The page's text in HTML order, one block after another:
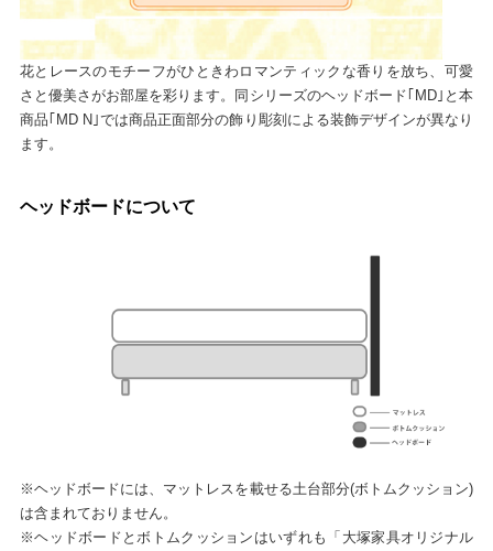
花とレースのモチーフがひときわロマンティックな香りを放ち、可愛
さと優美さがお部屋を彩ります。同シリーズのヘッドボード｢MD｣と本
商品｢MD N｣では商品正面部分の飾り彫刻による装飾デザインが異なり
ます。
ヘッドボードについて
※ヘッドボードには、マットレスを載せる土台部分(ボトムクッション)
は含まれておりません。
※ヘッドボードとボトムクッションはいずれも「大塚家具オリジナル